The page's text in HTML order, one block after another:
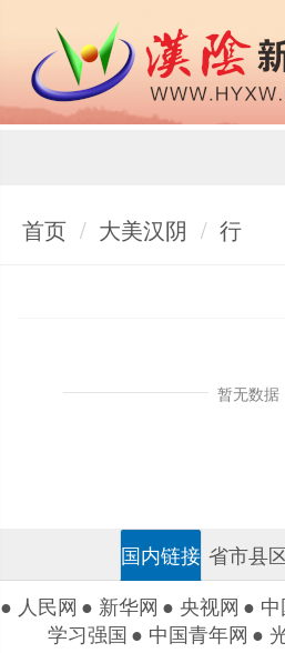
首页 大美汉阴 行
暂无数据
国内链接 省市县
● 人民网 ● 新华网 ● 央视网 ●
学习强国● 中国青年网 ●